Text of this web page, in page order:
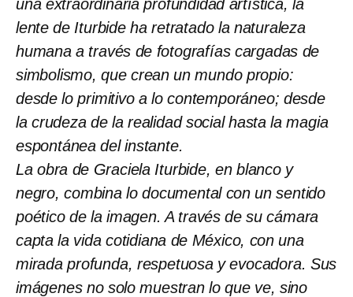
una extraordinaria profundidad artística, la
lente de Iturbide ha retratado la naturaleza
humana a través de fotografías cargadas de
simbolismo, que crean un mundo propio:
desde lo primitivo a lo contemporáneo; desde
la crudeza de la realidad social hasta la magia
espontánea del instante.
La obra de Graciela Iturbide, en blanco y
negro, combina lo documental con un sentido
poético de la imagen. A través de su cámara
capta la vida cotidiana de México, con una
mirada profunda, respetuosa y evocadora. Sus
imágenes no solo muestran lo que ve, sino